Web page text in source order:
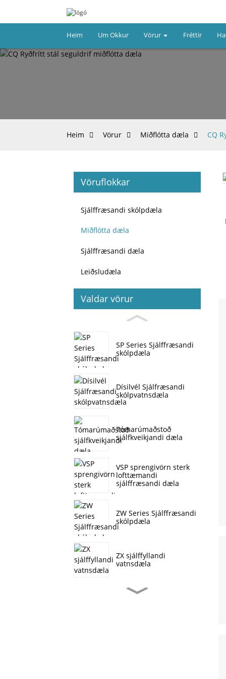
Heim Um Okkur Vörur Fréttir
Heim Vörur Miðflótta dæla CQ
Vöruflokkar
Sjálffræsandi skólpdæla
Miðflótta dæla
Sjálffræsandi dæla
Leiðsludæla
Valdar vörur
SP Series Sjálffræsandi
skólpdæla
Dísilvél Sjálfræsandi
skólpvatnsdæla
Tómarúmaðstoð
sjálfkveikjandi dæla
VSP sprengivörn sterk
lofttæmandi
sjálffræsandi dæla
ZW Series Sjálffræsandi
skólpdæla
ZX sjálffyllandi
vatnsdæla
J Series sjálfrennandi
Loading...
Loading...